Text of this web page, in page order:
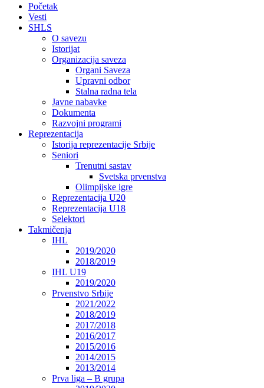
Početak
Vesti
SHLS
O savezu
Istorijat
Organizacija saveza
Organi Saveza
Upravni odbor
Stalna radna tela
Javne nabavke
Dokumenta
Razvojni programi
Reprezentacija
Istorija reprezentacije Srbije
Seniori
Trenutni sastav
Svetska prvenstva
Olimpijske igre
Reprezentacija U20
Reprezentacija U18
Selektori
Takmičenja
IHL
2019/2020
2018/2019
IHL U19
2019/2020
Prvenstvo Srbije
2021/2022
2018/2019
2017/2018
2016/2017
2015/2016
2014/2015
2013/2014
Prva liga – B grupa